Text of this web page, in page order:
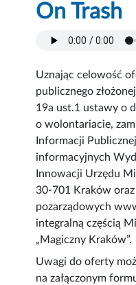
On Trash
Uznając celowość
publicznego
19a ust.1 ustawy o
o wolontariacie,
Informacji
informacyjnych
Innowacji Urzędu
30-701 Kraków
pozarządowych
integralną częścią
„Magiczny Kraków”.
Uwagi do oferty
na załączonym